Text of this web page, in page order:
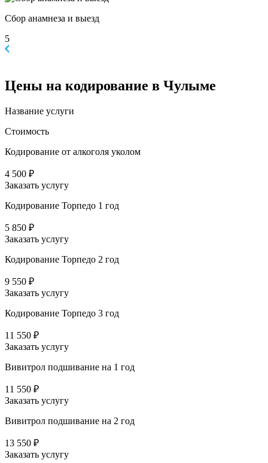
Сбор анамнеза и выезд
5
Цены на кодирование в Чулыме
Название услуги
Стоимость
Кодирование от алкоголя уколом
4 500 ₽
Заказать услугу
Кодирование Торпедо 1 год
5 850 ₽
Заказать услугу
Кодирование Торпедо 2 год
9 550 ₽
Заказать услугу
Кодирование Торпедо 3 год
11 550 ₽
Заказать услугу
Вивитрол подшивание на 1 год
11 550 ₽
Заказать услугу
Вивитрол подшивание на 2 год
13 550 ₽
Заказать услугу